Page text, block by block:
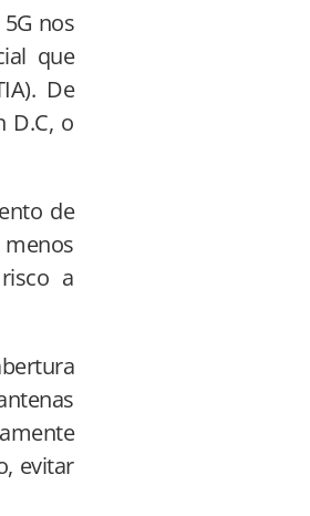
nos
que
De
D.C, o
de
menos
a
evitar